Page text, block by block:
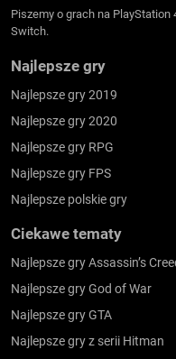
Piszemy o grach na PlayStation
Switch.
Najlepsze gry
Najlepsze gry 2019
Najlepsze gry 2020
Najlepsze gry RPG
Najlepsze gry FPS
Najlepsze polskie gry
Ciekawe tematy
Najlepsze gry Assassin’s
Najlepsze gry God of War
Najlepsze gry GTA
Najlepsze gry z serii Hitman